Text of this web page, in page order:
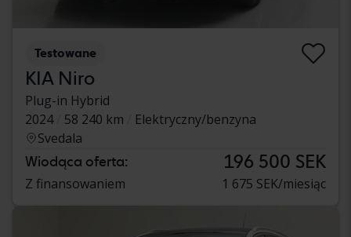
Testowane
KIA Niro
Plug-in Hybrid
2024
58 240 km
Elektryczny/benzyna
Svedala
Wiodąca oferta: 196 500 SEK
Z finansowaniem 1 675 SEK/miesiąc